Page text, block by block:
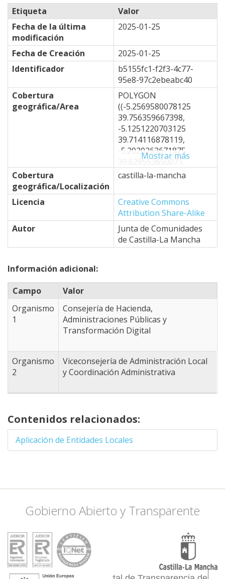
Etiqueta
Valor
Fecha de la última
modificación
2025-01-25
Fecha de Creación
2025-01-25
Identificador
b5155fc1-f2f3-4c77-
95e8-97c2ebeabc40
Cobertura
geográfica/Area
POLYGON
((-5.2569580078125
39.756359667398,
-5.1251220703125
39.714116878119,
-5.2020263671875
39.629553650071,
-4.8724365234375
-4.6746826171875
39.50251479253,
-4.7076416015625
39.264753301887,
-4.6966552734375
39.196672742478,
-4.8834228515625
-4.9493408203125
38.623908948333,
-4.3341064453125
38.365951588109,
-3.8177490234375
38.409008607981,
-3.3013916015625
-2.9058837890625
-2.8509521484375
38.546618735457,
-2.6092529296875
38.46924536081,
-2.5433349609375
38.124358901402,
38.063835334643,
-2.1917724609375
38.245255612027,
-1.8511962890625
Mostrar más
Cobertura
geográfica/Localización
castilla-la-mancha
Licencia
Creative Commons
Attribution Share-Alike
Autor
Junta de Comunidades
de Castilla-La Mancha
Información adicional:
Campo
Valor
Organismo
1
Consejería de Hacienda,
Administraciones Públicas y
Transformación Digital
Organismo
2
Viceconsejería de Administración Local
y Coordinación Administrativa
Contenidos relacionados:
Aplicación de Entidades Locales
Gobierno Abierto y Transparente